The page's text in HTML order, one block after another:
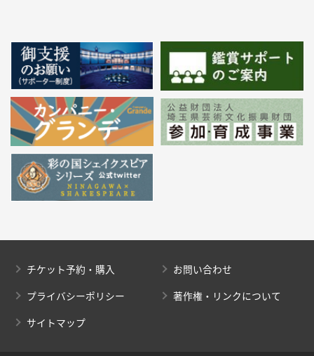
チケット予約・購入
お問い合わせ
プライバシーポリシー
著作権・リンクについて
サイトマップ